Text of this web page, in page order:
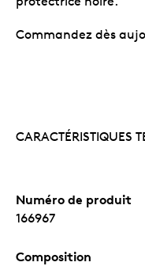
Commandez dès
CARACTÉRISTIQUES
Numéro de produit
166967
Composition